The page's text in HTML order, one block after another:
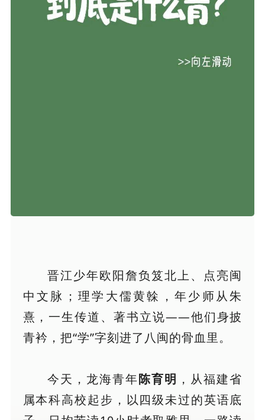
晋江少年欧阳詹负笈北上、点亮闽
中文脉；理学大儒黄榦，年少师从朱
熹，一生传道、著书立说——他们身披
青衿，把“学”字刻进了八闽的骨血里。
今天，龙海青年陈育明 ，从福建省
属本科高校起步，以四级未过的英语底